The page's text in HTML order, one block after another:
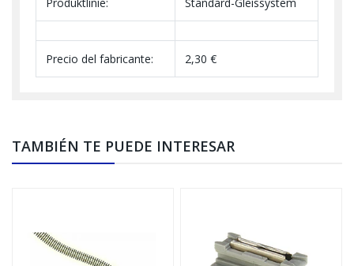
Precio del fabricante: 2,30 €
TAMBIÉN TE PUEDE INTERESAR